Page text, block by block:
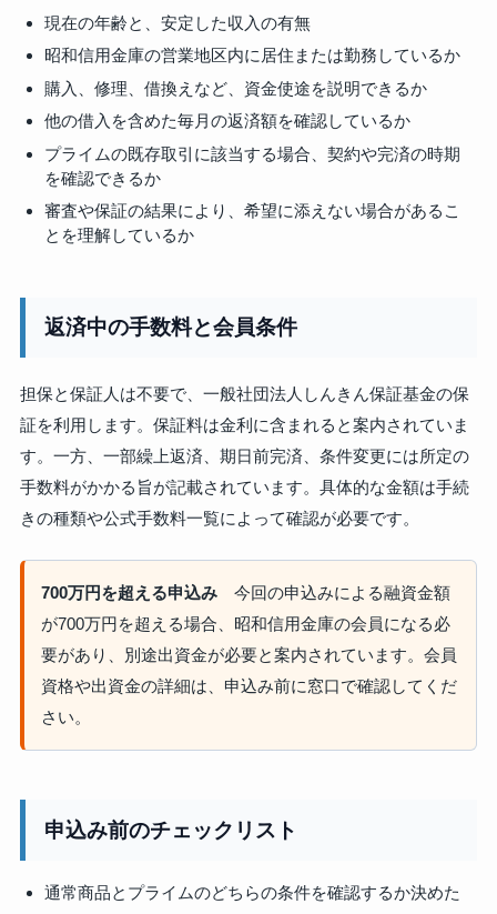
現在の年齢と、安定した収入の有無
昭和信用金庫の営業地区内に居住または勤務しているか
購入、修理、借換えなど、資金使途を説明できるか
他の借入を含めた毎月の返済額を確認しているか
プライムの既存取引に該当する場合、契約や完済の時期
を確認できるか
審査や保証の結果により、希望に添えない場合があるこ
とを理解しているか
返済中の手数料と会員条件
担保と保証人は不要で、一般社団法人しんきん保証基金の保
証を利用します。保証料は金利に含まれると案内されていま
す。一方、一部繰上返済、期日前完済、条件変更には所定の
手数料がかかる旨が記載されています。具体的な金額は手続
きの種類や公式手数料一覧によって確認が必要です。
700万円を超える申込み今回の申込みによる融資金額
が700万円を超える場合、昭和信用金庫の会員になる必
要があり、別途出資金が必要と案内されています。会員
資格や出資金の詳細は、申込み前に窓口で確認してくだ
さい。
申込み前のチェックリスト
通常商品とプライムのどちらの条件を確認するか決めた